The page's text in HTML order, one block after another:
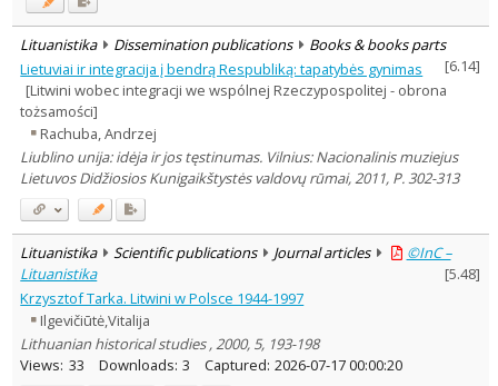
Literary Studies
Political sciences 7
Sociology
Theology 4
Text language
Country of publication
Historical periods
Lithuanian place names
Subject
Journal
Lituanistika Dissemination publications
Books & books parts
[6.14]
Lietuviai ir integracija į bendrą Respubliką: tapatybės gynimas
[Litwini wobec integracji we wspólnej Rzeczypospolitej - obrona
tożsamości]
Rachuba, Andrzej
Liublino unija: idėja ir jos tęstinumas. Vilnius: Nacionalinis muziejus
Lietuvos Didžiosios Kunigaikštystės valdovų rūmai, 2011, P. 302-313
Lituanistika Scientific publications Journal articles
©InC –
Lituanistika
[5.48]
Krzysztof Tarka. Litwini w Polsce 1944-1997
Ilgevičiūtė,Vitalija
Lithuanian historical studies , 2000, 5, 193-198
Views: 33 Downloads: 3 Captured: 2026-07-17 00:00:20